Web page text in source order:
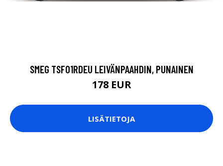
SMEG TSF01RDEU LEIVÄNPAAHDIN, PUNAINEN
178 EUR
LISÄTIETOJA